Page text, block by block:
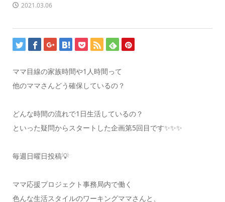
2021.03.06
ママ目線の家族時間や1人時間って
他のママさんどう確保しているの？
どんな時間の流れで1日生活しているの？
といった疑問からスタートした企画第5回目です✨✨✨
毎週日曜日投稿💡
ママ応援プロジェクト事務局内で働く
色んな生活スタイルのワーキングママさんと、